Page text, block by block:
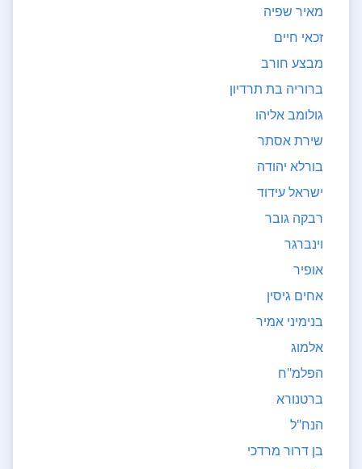
מאיר שפיה
זכאי חיים
מבצע חורב
ברוריה בת תרדיון
גולומב אליהו
שירת אסתר
בורלא יהודה
ישראל עידוד
רבקה גובר
וינברגר
אופיר
אחים גיסין
בנימיני אמיר
אלמוג
הפלמ"ח
ברטנורא
הנח"ל
בן דרור מרדכי